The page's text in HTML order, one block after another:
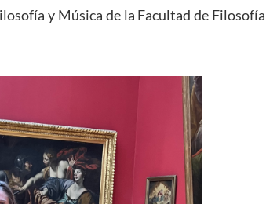
y Música de la Facultad de Filosofía